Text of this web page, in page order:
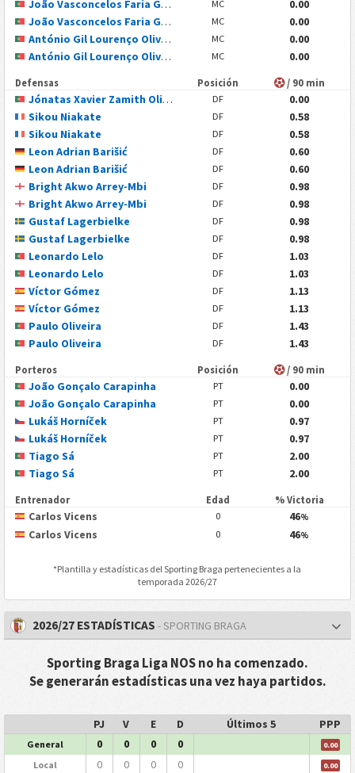
João Vasconcelos Faria Gonçalves MC
0.00
João Vasconcelos Faria Gonçalves
MC
0.00
António Gil Lourenço Oliveira Valério Branco
MC
0.00
António Gil Lourenço Oliveira Valério Branco
MC 0.00
Defensas Posición / 90 min
Jónatas Xavier Zamith Oliveira Noro DF
0.00
Sikou Niakate
DF
0.58
Sikou Niakate
DF
0.58
Leon Adrian Barišić
DF
0.60
Leon Adrian Barišić
DF
0.60
Bright Akwo Arrey-Mbi
DF
0.98
Bright Akwo Arrey-Mbi
DF
0.98
Gustaf Lagerbielke
DF
0.98
Gustaf Lagerbielke
DF
0.98
Leonardo Lelo
DF
1.03
Leonardo Lelo
DF
1.03
Víctor Gómez
DF
1.13
Víctor Gómez
DF
1.13
Paulo Oliveira
DF
1.43
Paulo Oliveira
DF 1.43
Porteros Posición / 90 min
João Gonçalo Carapinha PT
0.00
João Gonçalo Carapinha
PT
0.00
Lukáš Horníček
PT
0.97
Lukáš Horníček
PT
0.97
Tiago Sá
PT
2.00
Tiago Sá
PT 2.00
Entrenador Edad % Victoria
Carlos Vicens 0 46%
Carlos Vicens 0 46%
*Plantilla y estadísticas delSporting Braga pertenecientes a la
temporada 2026/27
2026/27 ESTADÍSTICAS - SPORTING BRAGA
Sporting Braga Liga NOS no ha comenzado.
Se generarán estadísticas una vez haya partidos.
PJ V E D Últimos 5 PPP
General 0 0 0 0 0.00
Local 0 0 0 0 0.00